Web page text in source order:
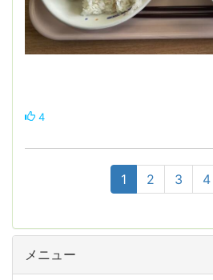
4
1 2 3 4
メニュー